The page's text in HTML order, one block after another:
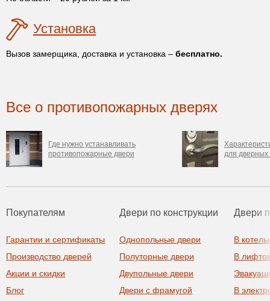
Установка
Вызов замерщика, доставка и установка – бесплатно.
Все о противопожарных дверях
Где нужно устанавливать
противопожарные двери
для дверных
Покупателям
Гарантии и сертификаты
Производство дверей
Акции и скидки
Блог
Двери по конструкции
Однопольные двери
Полуторные двери
Двупольные двери
Двери с фрамугой
Двери
В
В
В